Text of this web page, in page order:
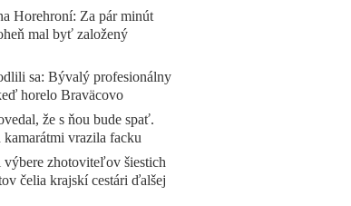
Horehroní: Za pár minút
mal byť založený
sa: Bývalý profesionálny
horelo Braväcovo
že s ňou bude spať.
kamarátmi vrazila facku
výbere zhotoviteľov šiestich
čelia krajskí cestári ďalšej